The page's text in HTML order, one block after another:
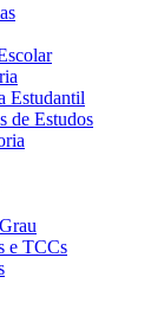
Estudantil
de Estudos
e TCCs